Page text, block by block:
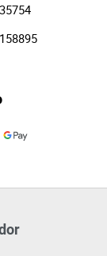
35754
158895